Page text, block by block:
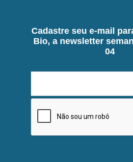
Cadastre seu e-mail
Bio, a newsletter
04